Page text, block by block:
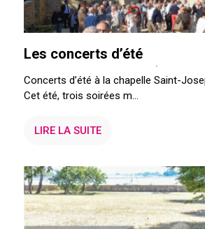
Les concerts d’été
Concerts d’été à la chapelle Saint-
Cet été, trois soirées m...
LIRE LA SUITE